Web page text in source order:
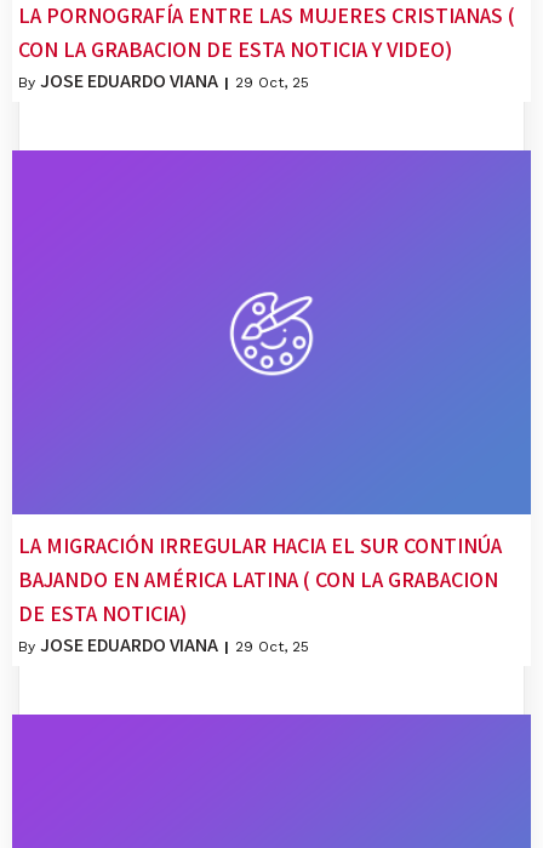
LA PORNOGRAFÍA ENTRE LAS MUJERES CRISTIANAS (
CON LA GRABACION DE ESTA NOTICIA Y VIDEO)
By JOSE EDUARDO VIANA | 29 Oct, 25
LA MIGRACIÓN IRREGULAR HACIA EL SUR CONTINÚA
BAJANDO EN AMÉRICA LATINA ( CON LA GRABACION
DE ESTA NOTICIA)
By JOSE EDUARDO VIANA | 29 Oct, 25